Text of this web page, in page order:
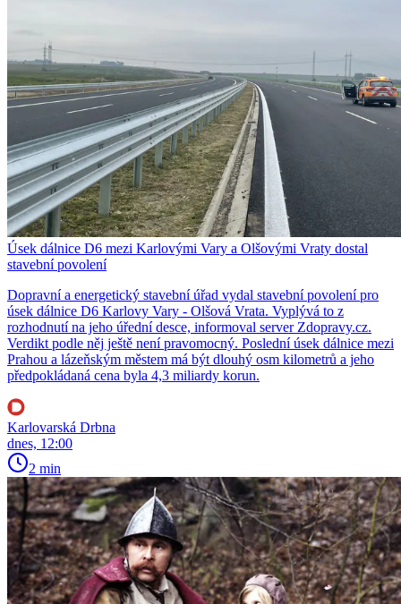
Úsek dálnice D6 mezi Karlovými Vary a Olšovými Vraty dostal
stavební povolení
Dopravní a energetický stavební úřad vydal stavební povolení pro
úsek dálnice D6 Karlovy Vary - Olšová Vrata. Vyplývá to z
rozhodnutí na jeho úřední desce, informoval server Zdopravy.cz.
Verdikt podle něj ještě není pravomocný. Poslední úsek dálnice mezi
Prahou a lázeňským městem má být dlouhý osm kilometrů a jeho
předpokládaná cena byla 4,3 miliardy korun.
Karlovarská Drbna
dnes, 12:00
2 min